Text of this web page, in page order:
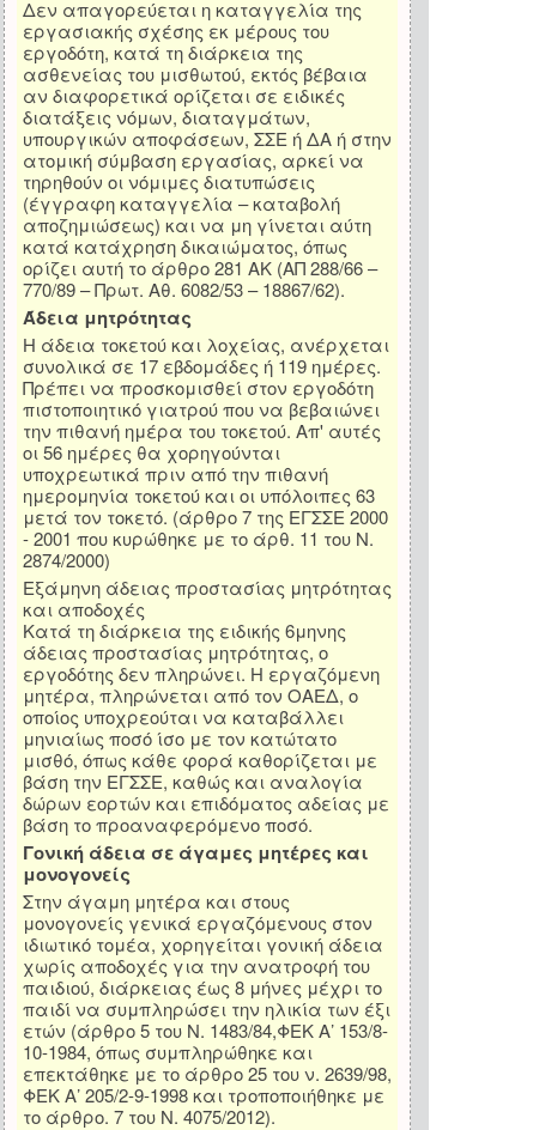
Δεν απαγορεύεται η καταγγελία της
εργασιακής σχέσης εκ μέρους του
εργοδότη, κατά τη διάρκεια της
ασθενείας του μισθωτού, εκτός βέβαια
αν διαφορετικά ορίζεται σε ειδικές
διατάξεις νόμων, διαταγμάτων,
υπουργικών αποφάσεων, ΣΣΕ ή ΔΑ ή στην
ατομική σύμβαση εργασίας, αρκεί να
τηρηθούν οι νόμιμες διατυπώσεις
(έγγραφη καταγγελία – καταβολή
αποζημιώσεως) και να μη γίνεται αύτη
κατά κατάχρηση δικαιώματος, όπως
ορίζει αυτή το άρθρο 281 ΑΚ (ΑΠ 288/66 –
770/89 – Πρωτ. Αθ. 6082/53 – 18867/62).
Άδεια μητρότητας
Η άδεια τοκετού και λοχείας, ανέρχεται
συνολικά σε 17 εβδομάδες ή 119 ημέρες.
Πρέπει να προσκομισθεί στον εργοδότη
πιστοποιητικό γιατρού που να βεβαιώνει
την πιθανή ημέρα του τοκετού. Απ' αυτές
οι 56 ημέρες θα χορηγούνται
υποχρεωτικά πριν από την πιθανή
ημερομηνία τοκετού και οι υπόλοιπες 63
μετά τον τοκετό. (άρθρο 7 της ΕΓΣΣΕ 2000
- 2001 που κυρώθηκε με το άρθ. 11 του Ν.
2874/2000)
Εξάμηνη άδειας προστασίας μητρότητας
και αποδοχές
Κατά τη διάρκεια της ειδικής 6μηνης
άδειας προστασίας μητρότητας, ο
εργοδότης δεν πληρώνει. Η εργαζόμενη
μητέρα, πληρώνεται από τον ΟΑΕΔ, ο
οποίος υποχρεούται να καταβάλλει
μηνιαίως ποσό ίσο με τον κατώτατο
μισθό, όπως κάθε φορά καθορίζεται με
βάση την ΕΓΣΣΕ, καθώς και αναλογία
δώρων εορτών και επιδόματος αδείας με
βάση το προαναφερόμενο ποσό.
Γονική άδεια σε άγαμες μητέρες και
μονογονείς
Στην άγαμη μητέρα και στους
μονογονείς γενικά εργαζόμενους στον
ιδιωτικό τομέα, χορηγείται γονική άδεια
χωρίς αποδοχές για την ανατροφή του
παιδιού, διάρκειας έως 8 μήνες μέχρι το
παιδί να συμπληρώσει την ηλικία των έξι
ετών (άρθρο 5 του Ν. 1483/84,ΦΕΚ Α’ 153/8-
10-1984, όπως συμπληρώθηκε και
επεκτάθηκε με το άρθρο 25 του ν. 2639/98,
ΦΕΚ Α’ 205/2-9-1998 και τροποποιήθηκε με
το άρθρο. 7 του Ν. 4075/2012).